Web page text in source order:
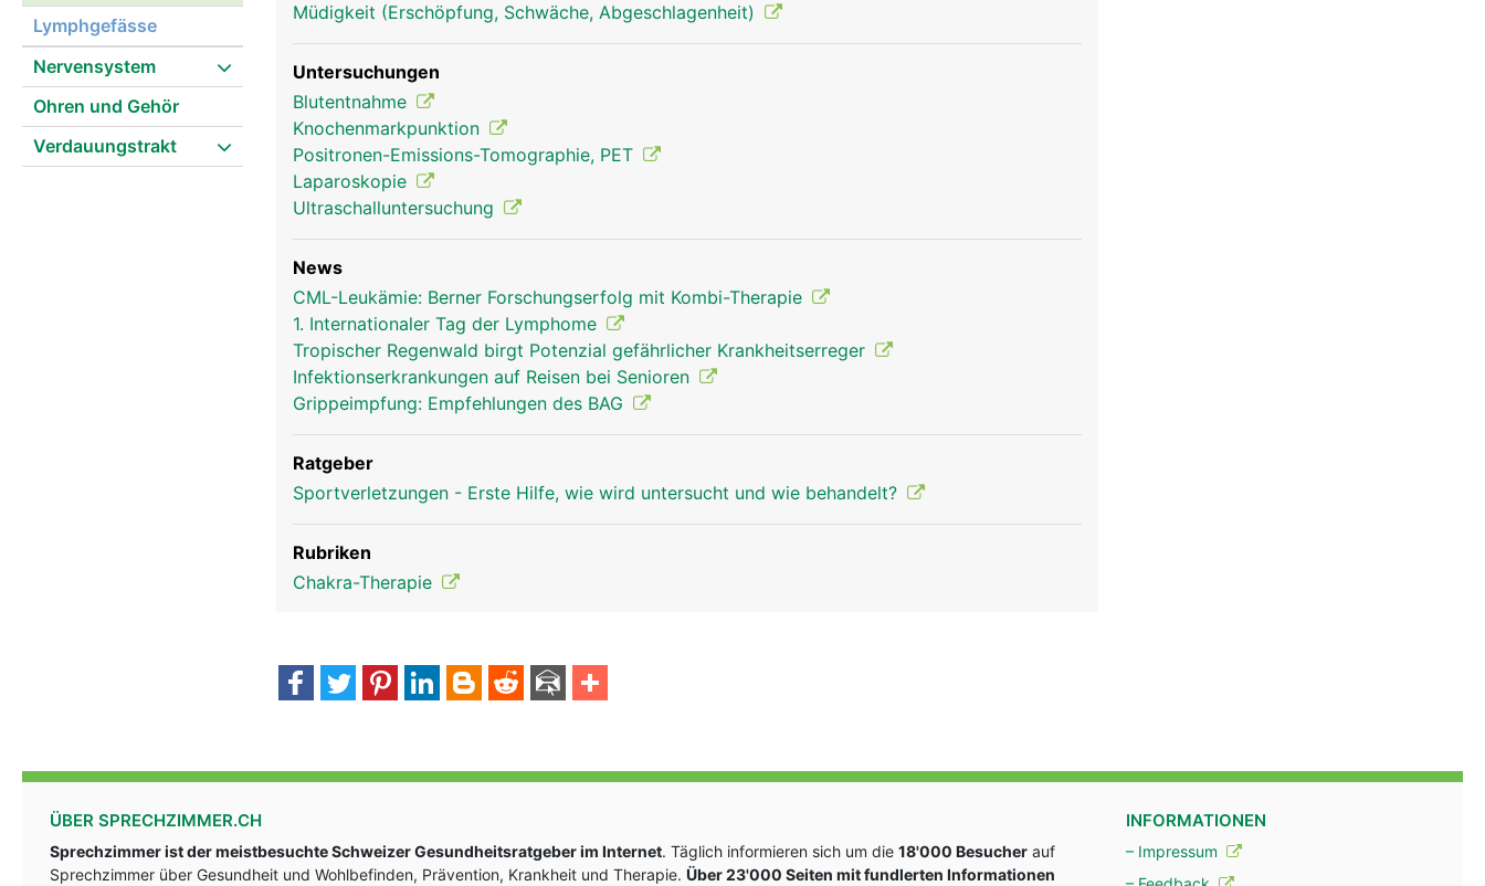
Lymphgefässe
Nervensystem
Ohren und Gehör
Verdauungstrakt
Müdigkeit (Erschöpfung, Schwäche, Abgeschlagenheit)
Untersuchungen
Blutentnahme
Knochenmarkpunktion
Positronen-Emissions-Tomographie, PET
Laparoskopie
Ultraschalluntersuchung
News
CML-Leukämie: Berner Forschungserfolg mit Kombi-Therapie
1. Internationaler Tag der Lymphome
Tropischer Regenwald birgt Potenzial gefährlicher Krankheitserreger
Infektionserkrankungen auf Reisen bei Senioren
Grippeimpfung: Empfehlungen des BAG
Ratgeber
Sportverletzungen - Erste Hilfe, wie wird untersucht und wie behandelt?
Rubriken
Chakra-Therapie
ÜBER SPRECHZIMMER.CH
Sprechzimmer ist der meistbesuchte Schweizer Gesundheitsratgeber im Internet. Täglich informieren sich um die 18'000 Besucher auf
Sprechzimmer über Gesundheit und Wohlbefinden, Prävention, Krankheit und Therapie. Über 23'000 Seiten mit fundlerten Informationen
INFORMATIONEN
– Impressum